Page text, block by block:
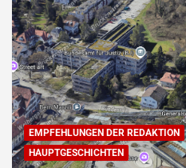
EMPFEHLUNGEN DER REDAKTION
HAUPTGESCHICHTEN